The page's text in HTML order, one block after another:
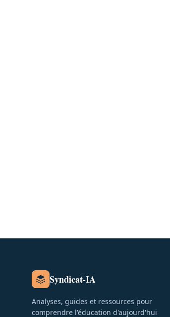
Syndicat-IA
Analyses, guides et ressources pour
comprendre l'éducation d'aujourd'hui